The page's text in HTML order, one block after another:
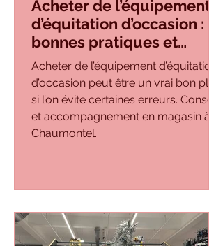
Acheter de l’équipement
d’équitation d’occasion :
bonnes pratiques et
erreurs à éviter
Acheter de l’équipement d’équitation
d’occasion peut être un vrai bon plan
si l’on évite certaines erreurs. Conseils
et accompagnement en magasin à
Chaumontel.